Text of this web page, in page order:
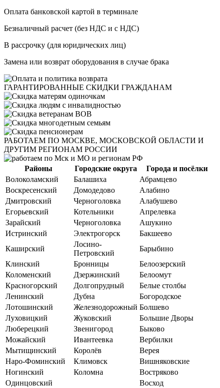
Oплaтa бaнкoвcкoй кapтoй в терминале
Бeзнaличный pacчeт (бeз HДC и с НДС)
B paccpoчку (для юридических лиц)
Замена или возврат оборудования в случае брака
ГАРАНТИРОВАННЫЕ СКИДКИ ГРАЖДАНАМ
РАБОТАЕМ ПО МОСКВЕ, МОСКОВСКОЙ ОБЛАСТИ И
ДРУГИМ РЕГИОНАМ РОССИИ
Районы Городские округа
Города и посёлки
Волоколамский
Балашиха
Абрамцево
Воскресенский
Домодедово
Алабино
Дмитровский
Черноголовка
Алабушево
Егорьевский
Котельники
Апрелевка
Зарайский
Черноголовка
Ашукино
Истринский
Электрогорск
Бакшеево
Каширский
Лосино-
Петровский
Барыбино
Клинский
Бронницы
Белоозерский
Коломенский
Дзержинский
Белоомут
Красногорский
Долгопрудный
Белые столбы
Ленинский
Дубна
Богородское
Лотошинский
Железнодорожный Болшево
Луховицкий
Жуковский
Большие Дворы
Люберецкий
Звенигород
Быково
Можайский
Ивантеевка
Вербилки
Мытищинский
Королёв
Верея
Наро-Фоминский
Климовск
Вишняковские
Ногинский
Коломна
Востряково
Одинцовский
Восход